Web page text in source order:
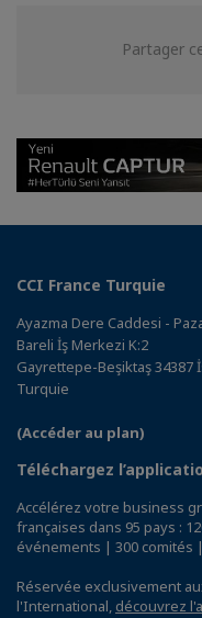
Partager
CCI France Turquie
Ayazma Dere Caddesi -
Bareli İş Merkezi K:2
Gayrettepe-Beşiktaş 34387
Turquie
(Accéder au plan)
Téléchargez
Accélérez votre business
françaises dans 95 pays :
événements | 300 comités
Réservée exclusivement
l'International, découvrez